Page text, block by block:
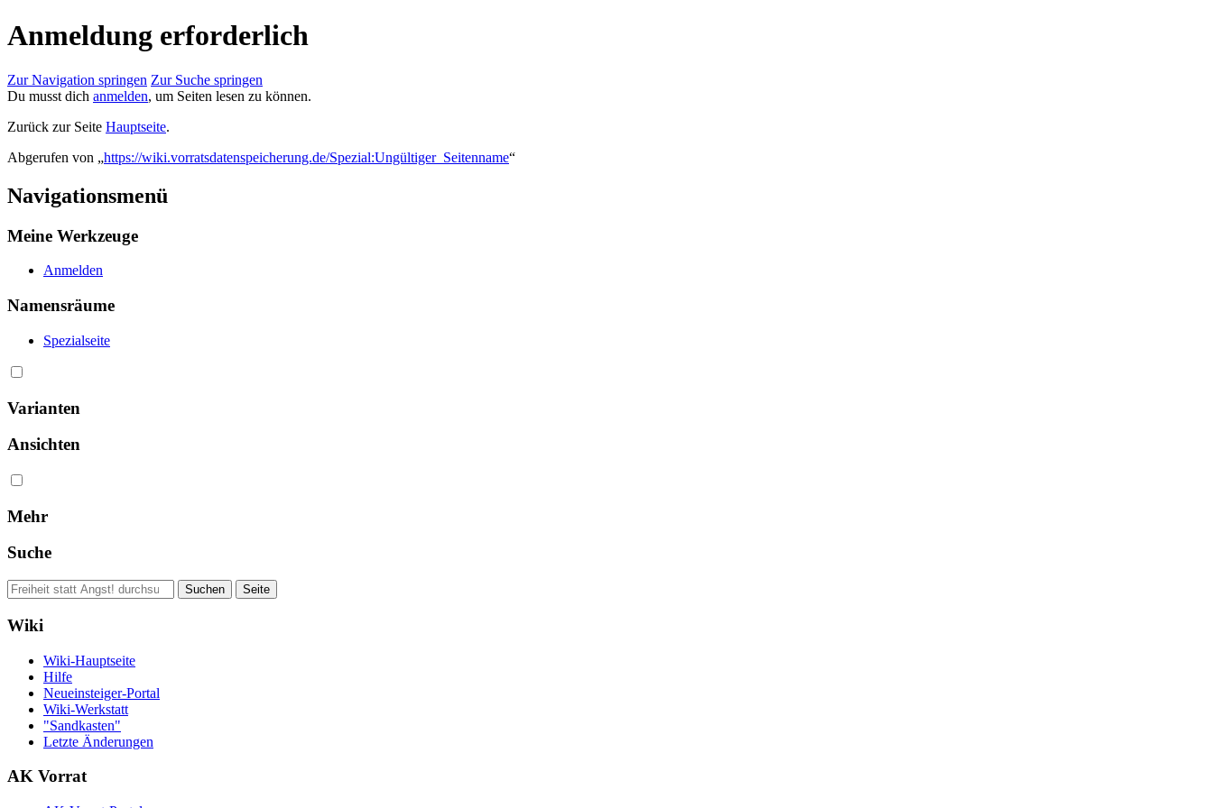
Anmeldung erforderlich
Zur Navigation springen Zur Suche springen
Du musst dich anmelden, um Seiten lesen zu können.
Zurück zur Seite Hauptseite.
Abgerufen von „https://wiki.vorratsdatenspeicherung.de/Spezial:Ungültiger_Seitenname“
Navigationsmenü
Meine Werkzeuge
Anmelden
Namensräume
Spezialseite
Varianten
Ansichten
Mehr
Suche
Wiki
Wiki-Hauptseite
Hilfe
Neueinsteiger-Portal
Wiki-Werkstatt
"Sandkasten"
Letzte Änderungen
AK Vorrat